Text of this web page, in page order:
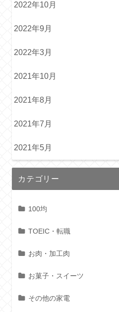
2022年10月
2022年9月
2022年3月
2021年10月
2021年8月
2021年7月
2021年5月
カテゴリー
100均
TOEIC・転職
お肉・加工肉
お菓子・スイーツ
その他の家電